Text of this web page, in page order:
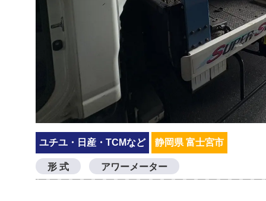
ユチユ・日産・TCMなど 静岡県 富士宮市
形 式 アワーメーター